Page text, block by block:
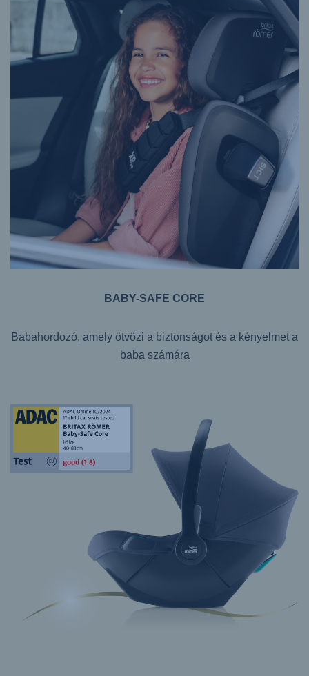
BABY-SAFE CORE
Babahordozó, amely ötvözi a biztonságot és a kényelmet a
baba számára